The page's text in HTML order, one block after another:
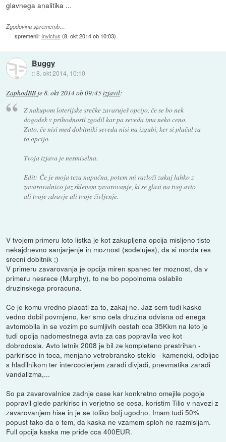
glavnega analitika ...
Zgodovina sprememb…
spremenil: Invictus (8. okt 2014 ob 10:03)
Buggy
::8. okt 2014, 10:10
ZaphodBB je8. okt 2014 ob 09:45izjavil:
Z nakupom loterijske srečke zavaruješ opcijo, če se bo nek
dogodek v prihodnosti zgodil kar pa seveda ima neko ceno.
Zato, če nisi med dobitniki seveda nisi na izgubi, ker si plačal za
to opcijo.
Tvoja izjava je nesmiselna.
Edit: Če je moja teza napačna, potem mi razloži zakaj lahko z
zavarovalnico jaz sklenem zavarovanje, ki se glasi na tvoj avto
ali tvoje zdravje ali tvoje življenje.
V tvojem primeru loto listka je kot zakupljena opcija misljeno tisto
nekajdnevno sanjarjenje in moznost (sodelujes), da si morda res
srecni dobitnik ;)
V primeru zavarovanja je opcija miren spanec ter moznost, da v
primeru nesrece (Murphy), to ne bo popolnoma oslabilo
druzinskega proracuna.
Ce je komu vredno placati za to, zakaj ne. Jaz sem tudi kasko
vedno dobil povrnjeno, ker smo cela druzina odvisna od enega
avtomobila in se vozim po sumljivih cestah cca 35Kkm na leto je
tudi opcija nadomestnega avta za cas popravila vec kot
dobrodosla. Avto letnik 2008 je bil ze kompleteno prestrihan -
parkirisce in toca, menjano vetrobransko steklo - kamencki, odbijac
s hladilnikom ter intercoolerjem zaradi divjadi, pnevmatika zaradi
vandalizma,...
So pa zavarovalnice zadnje case kar konkretno omejile pogoje
popravil glede parkirisc in verjetno se cesa. koristim Tilio v navezi z
zavarovanjem hise in je se toliko bolj ugodno. Imam tudi 50%
popust tako da o tem, da kaska ne vzamem sploh ne razmisljam.
Full opcija kaska me pride cca 400EUR.